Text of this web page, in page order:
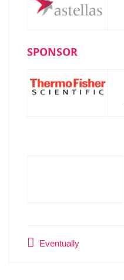
SPONSOR
Eventually